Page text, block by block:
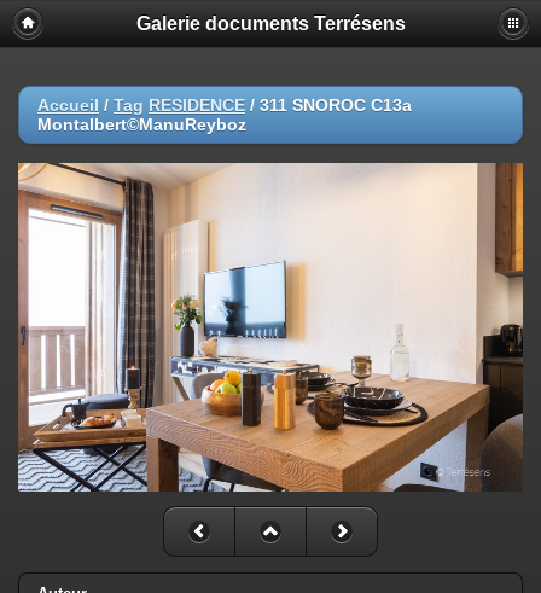
Galerie documents Terrésens
Accueil / Tag RESIDENCE / 311 SNOROC C13a
Montalbert©ManuReyboz